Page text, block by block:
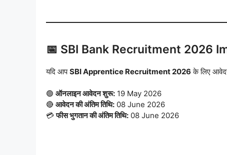
📅 SBI Bank Recruitment 2026
यदि आपSBI Apprentice Recruitment 2026 के लिए
🟢 ऑनलाइन आवेदन शुरू: 19 May 2026
🔴 आवेदन की अंतिम तिथि: 08 June 2026
💳फीस भुगतान की अंतिम तिथि: 08 June 2026